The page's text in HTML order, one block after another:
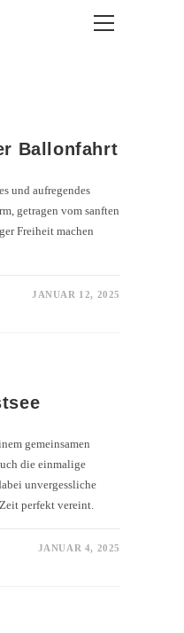
Ballonfahrt
und aufregendes
getragen vom sanften
Freiheit machen
JANUAR 12, 2025
gemeinsamen
die einmalige
unvergessliche
perfekt vereint.
JANUAR 4, 2025